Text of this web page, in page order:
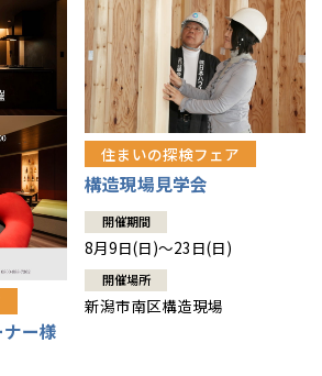
ー様
住まいの探検フェア
構造現場見学会
開催期間
8月9日(日)～23日(日)
開催場所
新潟市南区構造現場